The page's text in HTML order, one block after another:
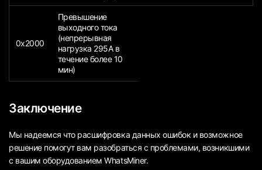
0x2000
Превышение
выходного тока
(непрерывная
нагрузка 295А в
течение более 10
мин)
Заключение
Мы надеемся что расшифровка данных ошибок и возможное
решение помогут вам разобраться с проблемами, возникшими
с вашим оборудованием WhatsMiner.